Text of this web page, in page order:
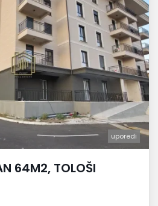
uporedi
64M2, TOLOŠI